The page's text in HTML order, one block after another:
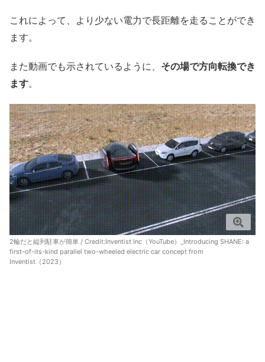
これによって、より少ない電力で長距離を走ることができ
ます。
また動画でも示されているように、 その場で方向転換でき
ます。
2輪だと縦列駐車が簡単 / Credit:Inventist Inc（YouTube）_Introducing SHANE: a
first-of-its-kind parallel two-wheeled electric car concept from
Inventist（2023）